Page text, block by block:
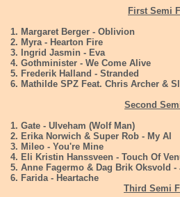
1. Margaret Berger - Oblivion
2. Myra - Hearton Fire
3. Ingrid Jasmin - Eva
4. Gothminister - We Come Alive
5. Frederik Halland - Stranded
6. Mathilde SPZ Feat. Chris Archer &
1. Gate - Ulveham (Wolf Man)
2. Erika Norwich & Super Rob - My Al
3. Mileo - You're Mine
4. Eli Kristin Hanssveen - Touch Of
5. Anne Fagermo & Dag Brik Oksvold -
6. Farida - Heartache